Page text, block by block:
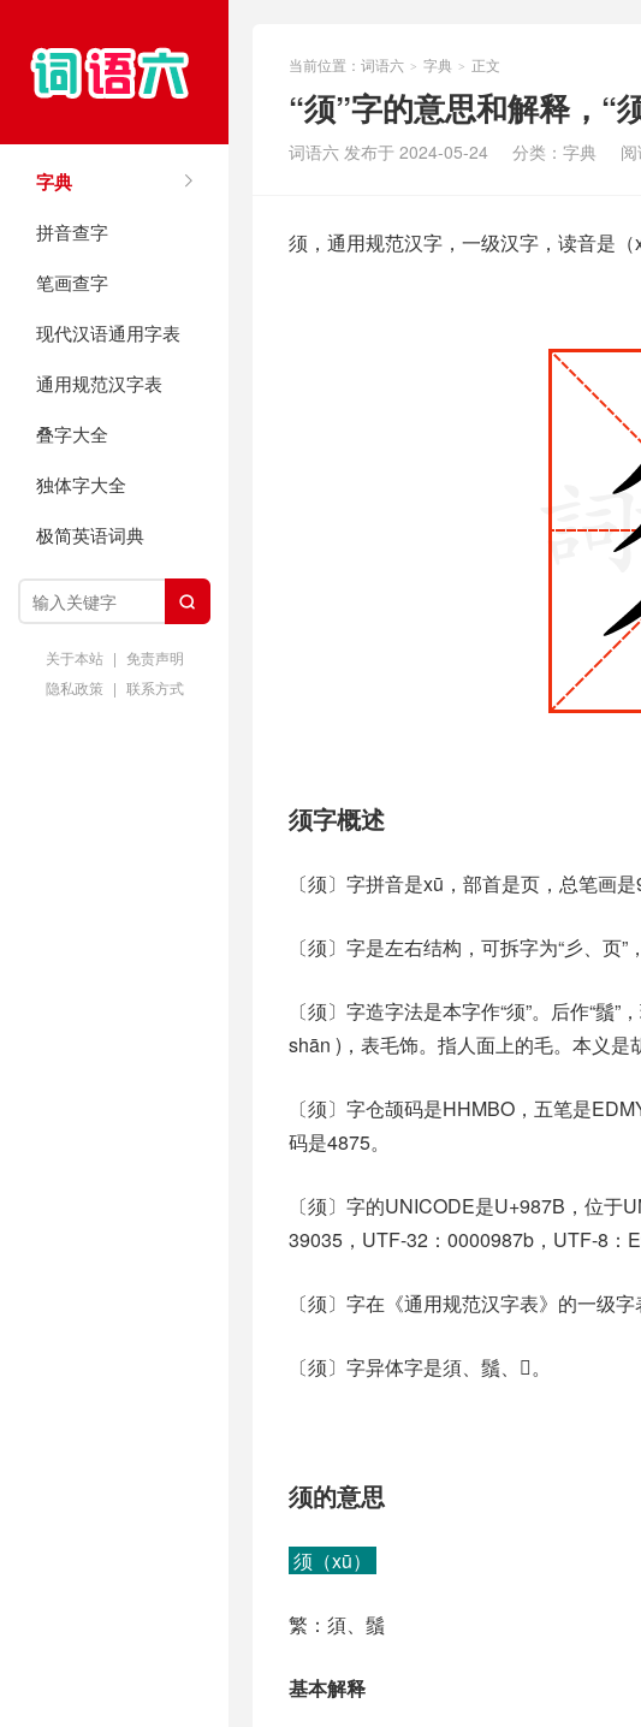
字典
拼音查字
笔画查字
现代汉语通用字表
通用规范汉字表
叠字大全
独体字大全
极简英语词典

关于本站 | 免责声明
隐私政策 | 联系方式
当前位置： 词语六 > 字典 > 正文
“须”字的意思和解释，“
词语六 发布于 2024-05-24 分类： 字典
须，通用规范汉字，一级汉字，读音是
须字概述
〔须〕字拼音是xū，部首是页，总笔画是
〔须〕字是左右结构，可拆字为“彡、页”
〔须〕字造字法是本字作“须”。后作“鬚
shān )，表毛饰。指人面上的毛。本义是
〔须〕字仓颉码是HHMBO，五笔是
码是4875。
〔须〕字的UNICODE是U+987B，位于
39035，UTF-32：0000987b，UTF-8：
〔须〕字在《通用规范汉字表》的一级
〔须〕字异体字是須、鬚、𩓣。
须的意思
须（xū）
繁：須、鬚
基本解释